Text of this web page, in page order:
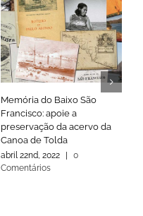
Memória do Baixo São
Francisco: apoie a
preservação da acervo da
Canoa de Tolda
abril 22nd, 2022
0
Comentários